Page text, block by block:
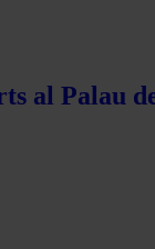
al Palau